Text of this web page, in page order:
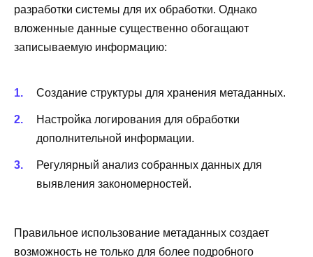
разработки системы для их обработки. Однако
вложенные данные существенно обогащают
записываемую информацию:
Создание структуры для хранения метаданных.
Настройка логирования для обработки
дополнительной информации.
Регулярный анализ собранных данных для
выявления закономерностей.
Правильное использование метаданных создает
возможность не только для более подробного